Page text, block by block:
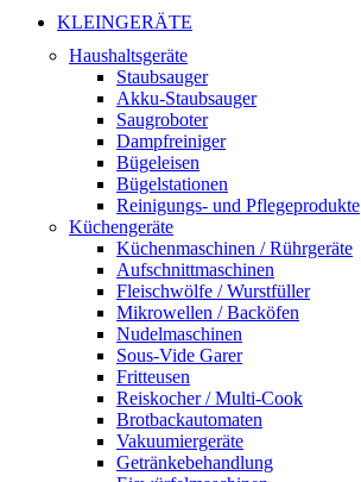
KLEINGERÄTE
Haushaltsgeräte
Staubsauger
Akku-Staubsauger
Saugroboter
Dampfreiniger
Bügeleisen
Bügelstationen
Reinigungs- und Pflegeprodukte
Küchengeräte
Küchenmaschinen / Rührgeräte
Aufschnittmaschinen
Fleischwölfe / Wurstfüller
Mikrowellen / Backöfen
Nudelmaschinen
Sous-Vide Garer
Fritteusen
Reiskocher / Multi-Cook
Brotbackautomaten
Vakuumiergeräte
Getränkebehandlung